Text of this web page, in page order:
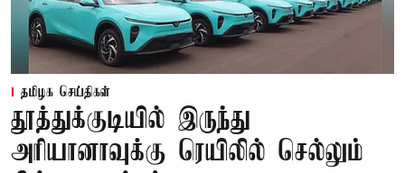
தமிழக செய்திகள்
தூத்துக்குடியில் இருந்து
அரியானாவுக்கு ரெயிலில் செல்லும்